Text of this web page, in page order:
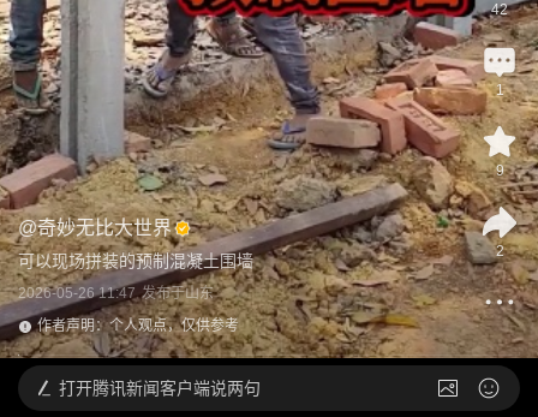
@奇妙无比大世界
可以现场拼装的预制混凝土围墙
2026-05-26 11:47 发布于山东
作者声明：个人观点，仅供参考
42
1
9
2
打开腾讯新闻客户端说两句